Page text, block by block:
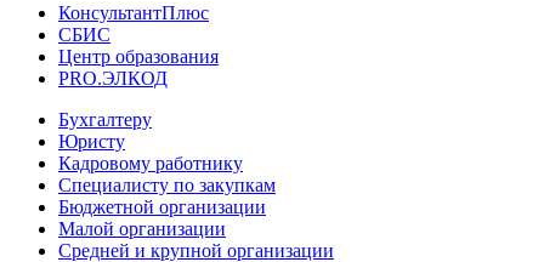
КонсультантПлюс
СБИС
Центр образования
PRO.ЭЛКОД
Бухгалтеру
Юристу
Кадровому работнику
Специалисту по закупкам
Бюджетной организации
Малой организации
Средней и крупной организации